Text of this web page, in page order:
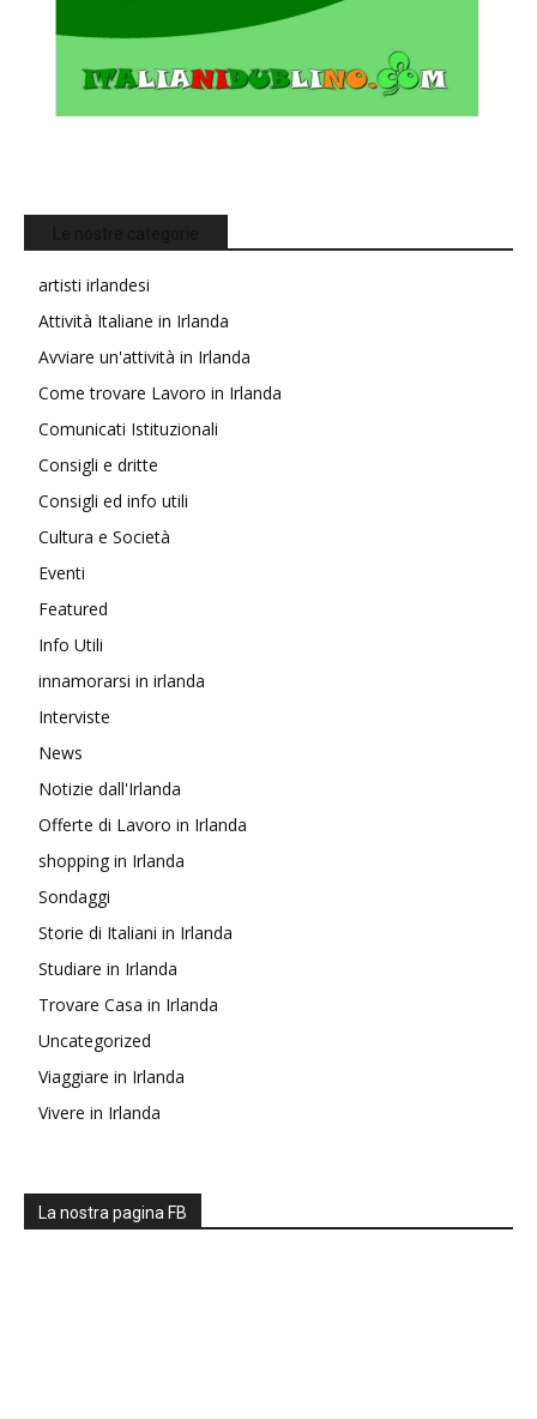
artisti irlandesi
Attività Italiane in Irlanda
Avviare un'attività in Irlanda
Come trovare Lavoro in Irlanda
Comunicati Istituzionali
Consigli e dritte
Consigli ed info utili
Cultura e Società
Eventi
Featured
Info Utili
innamorarsi in irlanda
Interviste
News
Notizie dall'Irlanda
Offerte di Lavoro in Irlanda
shopping in Irlanda
Sondaggi
Storie di Italiani in Irlanda
Studiare in Irlanda
Trovare Casa in Irlanda
Uncategorized
Viaggiare in Irlanda
Vivere in Irlanda
La nostra pagina FB